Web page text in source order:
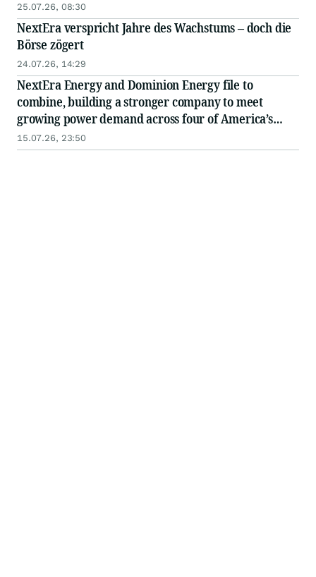
25.07.26, 08:30
NextEra verspricht Jahre des Wachstums – doch die
Börse zögert
24.07.26, 14:29
NextEra Energy and Dominion Energy file to
combine, building a stronger company to meet
growing power demand across four of America’s
fastest-growing states while keeping energy
affordable and reliable
15.07.26, 23:50